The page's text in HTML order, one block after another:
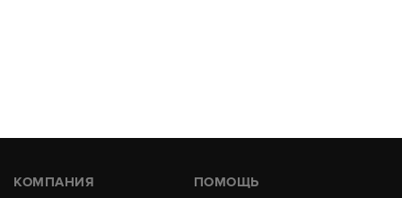
КОМПАНИЯ ПОМОЩЬ